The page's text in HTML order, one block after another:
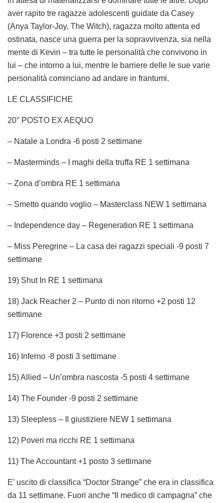
aver rapito tre ragazze adolescenti guidate da Casey
(Anya Taylor-Joy, The Witch), ragazza molto attenta ed
ostinata, nasce una guerra per la sopravvivenza, sia nella
mente di Kevin – tra tutte le personalità che convivono in
lui – che intorno a lui, mentre le barriere delle le sue varie
personalità cominciano ad andare in frantumi.
LE CLASSIFICHE
20° POSTO EX AEQUO
– Natale a Londra -6 posti 2 settimane
– Masterminds – I maghi della truffa RE 1 settimana
– Zona d’ombra RE 1 settimana
– Smetto quando voglio – Masterclass NEW 1 settimana
– Independence day – Regeneration RE 1 settimana
– Miss Peregrine – La casa dei ragazzi speciali -9 posti 7
settimane
19) Shut In RE 1 settimana
18) Jack Reacher 2 – Punto di non ritorno +2 posti 12
settimane
17) Florence +3 posti 2 settimane
16) Inferno -8 posti 3 settimane
15) Allied – Un’ombra nascosta -5 posti 4 settimane
14) The Founder -9 posti 2 settimane
13) Sleepless – Il giustiziere NEW 1 settimana
12) Poveri ma ricchi RE 1 settimana
11) The Accountant +1 posto 3 settimane
E’ uscito di classifica “Doctor Strange” che era in classifica
da 11 settimane. Fuori anche “Il medico di campagna” che